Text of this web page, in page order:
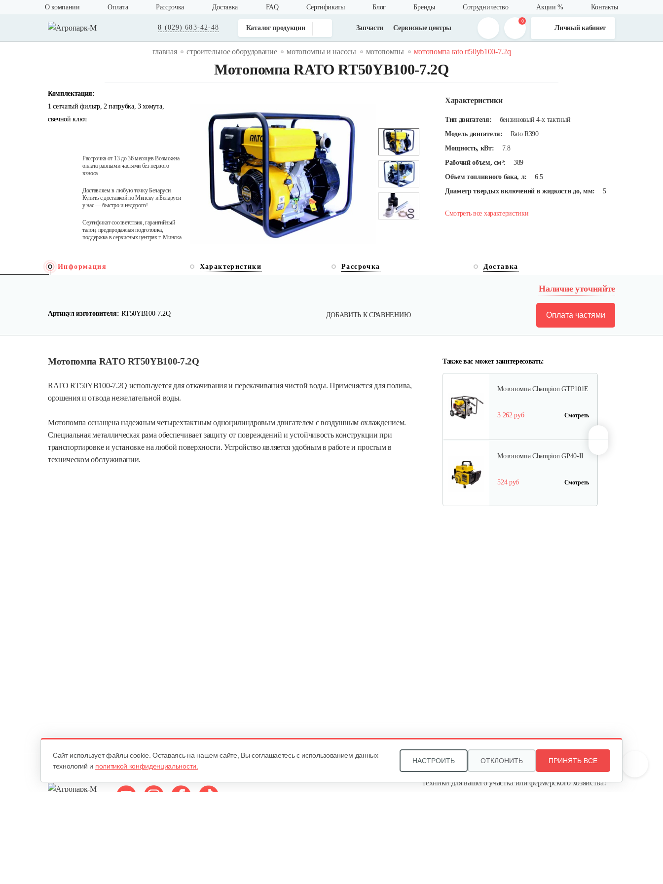
О компании Оплата Рассрочка Доставка FAQ Cертификаты Блог Бренды Сотрудничество Акции % Контакты
8 (029) 683-42-48 Каталог продукции Запчасти Сервисные центры
0
Личный кабинет
главная строительное оборудование мотопомпы и насосы мотопомпы мотопомпа rato rt50yb100-7.2q
Мотопомпа RATO RT50YB100-7.2Q
Комплектация:
1 сетчатый фильтр, 2 патрубка, 3 хомута,
свечной ключ
Рассрочка от 13 до 36 месяцев Возможна
оплата равными частями без первого
взноса
Доставляем в любую точку Беларуси.
Купить с доставкой по Минску и Беларуси
у нас — быстро и недорого!
Сертификат соответствия, гарантийный
талон, предпродажная подготовка,
поддержка в сервисных центрах г. Минска
Характеристики
Тип двигателя:
бензиновый 4-х тактный
Модель двигателя:
Rato R390
Мощность, кВт:
7.8
Рабочий объем, см³:
389
Объем топливного бака, л:
6.5
Диаметр твердых включений в жидкости до, мм:
5
Смотреть все характеристики
Информация Характеристики Рассрочка Доставка
Наличие уточняйте
Артикул изготовителя: RT50YB100-7.2Q ДОБАВИТЬ К СРАВНЕНИЮ Оплата частями
Мотопомпа RATO RT50YB100-7.2Q
RATO RT50YB100-7.2Q используется для откачивания и перекачивания чистой воды. Применяется для полива,
орошения и отвода нежелательной воды.
Мотопомпа оснащена надежным четырехтактным одноцилиндровым двигателем с воздушным охлаждением.
Специальная металлическая рама обеспечивает защиту от повреждений и устойчивость конструкции при
транспортировке и установке на любой поверхности. Устройство является удобным в работе и простым в
техническом обслуживании.
Также вас может заинтересовать:
WMQGZ80-30
Смотреть
Мотопомпа Champion GTP101E
3 262 руб Смотреть
Мотопомпа Champion GP40-II
524 руб Смотреть
Звоните, и мы поможем подобрать идеальный вариант
техники для вашего участка или фермерского хозяйства!
Cайт использует файлы cookie. Оставаясь на нашем сайте, Вы соглашаетесь с использованием данных
технологий и политикой конфиденциальности.
НАСТРОИТЬ ОТКЛОНИТЬ ПРИНЯТЬ ВСЕ